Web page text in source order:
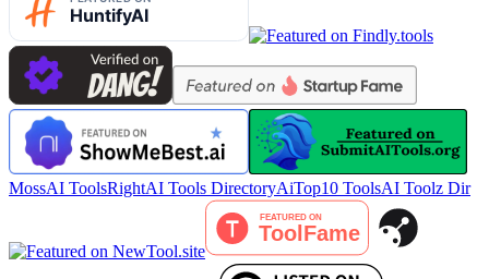
MossAI ToolsRightAI Tools DirectoryAiTop10 ToolsAI Toolz Dir